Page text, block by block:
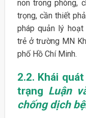
non trong phòng,
trọng, cần thiết
pháp quản lý hoạt
trẻ ở trường MN
phố Hồ Chí Minh.
2.2. Khái
trạng Luận
chống dịch